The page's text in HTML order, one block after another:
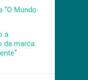
“O Mundo
a
da marca